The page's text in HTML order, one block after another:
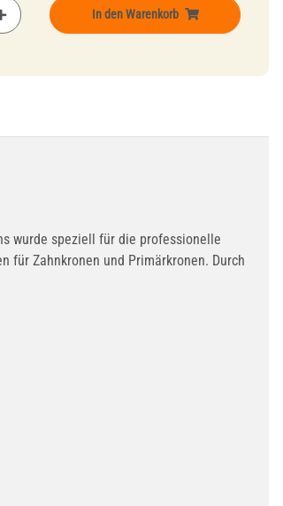
In den Warenkorb
wurde speziell für die professionelle
für Zahnkronen und Primärkronen. Durch